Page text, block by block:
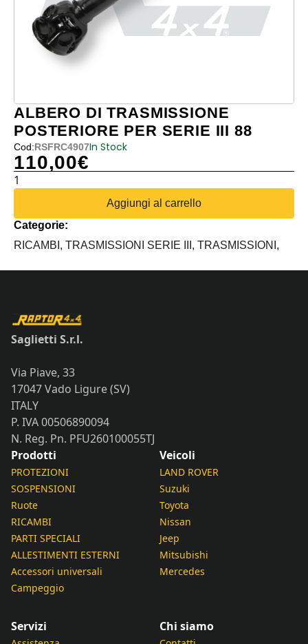
ALBERO DI TRASMISSIONE
POSTERIORE PER SERIE III 88
Cod:RSFRC4907In Stock
110,00€
ALBERO
POSTERIORE
PER
quantità
Aggiungi al carrello
Categorie:
RICAMBI, TRASMISSIONI SERIE III, TRASMISSIONI,
Saglietti S.r.l.
Via Piave, 33
17047 Vado Ligure (SV)
ITALY
P. IVA 00506890094
N. Reg. Pn. PFU260100055TJ
Prodotti
PROTEZIONI
SOSPENSIONI
Ruote
RICAMBI
PARTI SPECIALI
ALLESTIMENTI ESTERNI
Accessori universali
Campeggio
Veicoli
LAND ROVER
Suzuki
Toyota
Nissan
Jeep
Mitsubishi
Mercedes
Servizi Chi siamo